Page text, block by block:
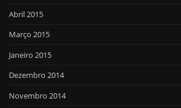
Abril 2015
Março 2015
Janeiro 2015
Dezembro 2014
Novembro 2014